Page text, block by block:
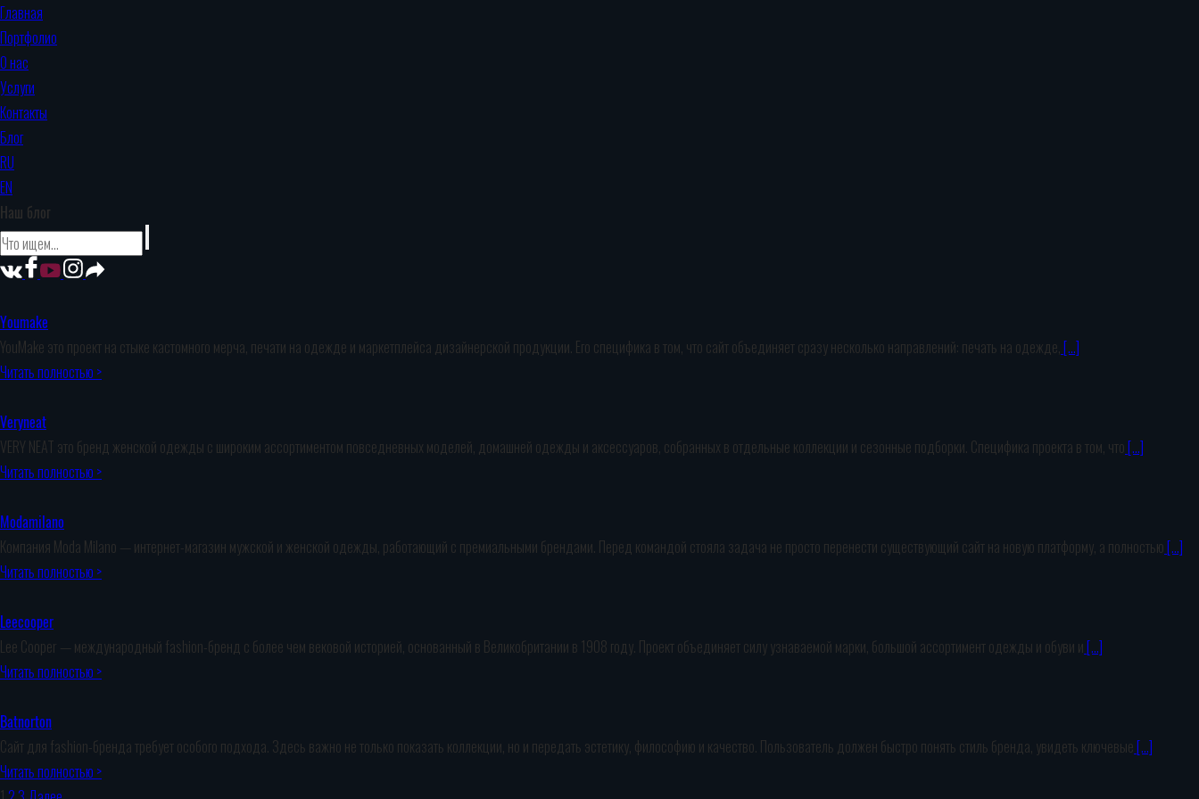
Главная
Портфолио
О нас
Услуги
Контакты
Блог
RU
EN
Наш блог
Youmake
YouMake это проект на стыке кастомного мерча, печати на одежде и маркетплейса дизайнерской продукции. Его специфика в том, что сайт объединяет сразу несколько направлений: печать на одежде,[…]
Читать полностью >
Veryneat
VERY NEAT это бренд женской одежды с широким ассортиментом повседневных моделей, домашней одежды и аксессуаров, собранных в отдельные коллекции и сезонные подборки. Специфика проекта в том, что[…]
Читать полностью >
Modamilano
Компания Moda Milano — интернет-магазин мужской и женской одежды, работающий с премиальными брендами. Перед командой стояла задача не просто перенести существующий сайт на новую платформу, а полностью[…]
Читать полностью >
Leecooper
Lee Cooper — международный fashion-бренд с более чем вековой историей, основанный в Великобритании в 1908 году. Проект объединяет силу узнаваемой марки, большой ассортимент одежды и обуви и[…]
Читать полностью >
Batnorton
Сайт для fashion-бренда требует особого подхода. Здесь важно не только показать коллекции, но и передать эстетику, философию и качество. Пользователь должен быстро понять стиль бренда, увидеть ключевые[…]
Читать полностью >